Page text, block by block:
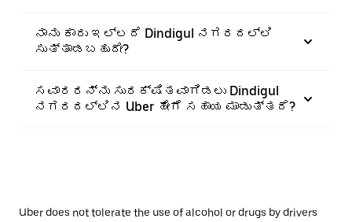
ನಾನು ಕಾರು ಇಲ್ಲದೆ Dindigul ನಗರದಲ್ಲಿ
ಸುತ್ತಾಡಬಹುದೇ?
ಸವಾರರನ್ನು ಸುರಕ್ಷಿತವಾಗಿಡಲು Dindigul
ನಗರದಲ್ಲಿನ Uber ಹೇಗೆ ಸಹಾಯ ಮಾಡುತ್ತದೆ?
Uber does not tolerate the use of alcohol or drugs by drivers